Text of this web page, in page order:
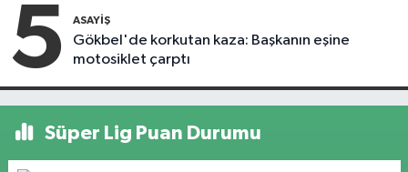
5 ASAYIŞ
Gökbel'de korkutan kaza: Başkanın eşine
motosiklet çarptı
Süper Lig Puan Durumu